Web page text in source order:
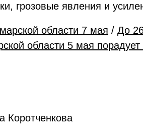
грозовые явления и
области 7 мая / До
области 5 мая
Коротченкова